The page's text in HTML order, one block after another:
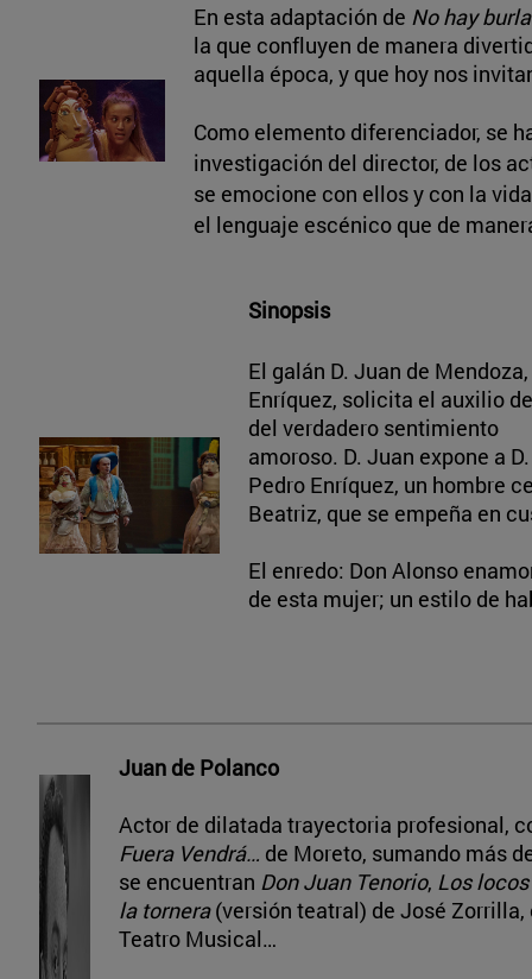
En esta adaptación de No hay
la que confluyen de manera
aquella época, y que hoy nos
Como elemento diferenciador, se
investigación del director, de los
se emocione con ellos y con la
el lenguaje escénico que de
Sinopsis
El galán D. Juan de
Enríquez, solicita el auxilio
del verdadero sentimiento
amoroso. D. Juan expone a
Pedro Enríquez, un hombre
Beatriz, que se empeña en
El enredo: Don Alonso
de esta mujer; un estilo de
Juan de Polanco
Actor de dilatada trayectoria profesional,
Fuera Vendrá… de Moreto, sumando más
se encuentran Don Juan Tenorio, Los
la tornera(versión teatral) de José
Teatro Musical…